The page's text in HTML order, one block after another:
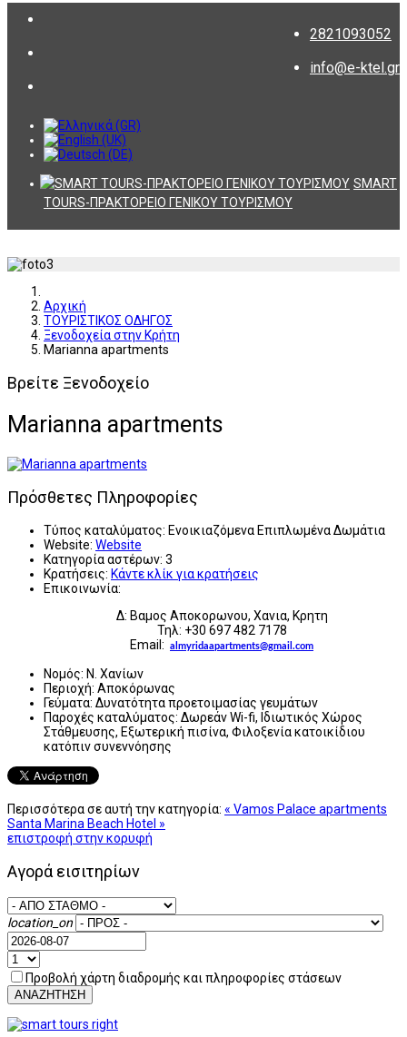
2821093052
info@e-ktel.gr
SMART
TOURS-ΠΡΑΚΤΟΡΕΙΟ ΓΕΝΙΚΟΥ ΤΟΥΡΙΣΜΟΥ
Αρχική
ΤΟΥΡΙΣΤΙΚΟΣ ΟΔΗΓΟΣ
Ξενοδοχεία στην Κρήτη
Marianna apartments
Βρείτε Ξενοδοχείο
Marianna apartments
Πρόσθετες Πληροφορίες
Τύπος καταλύματος: Ενοικιαζόμενα Επιπλωμένα Δωμάτια
Website: Website
Κατηγορία αστέρων: 3
Κρατήσεις: Κάντε κλίκ για κρατήσεις
Επικοινωνία:
Δ: Βαμος Αποκορωνου, Χανια, Κρητη
Τηλ: +30 697 482 7178
Email:
almyridaapartments@gmail.com
Νομός: Ν. Χανίων
Περιοχή: Αποκόρωνας
Γεύματα: Δυνατότητα προετοιμασίας γευμάτων
Παροχές καταλύματος: Δωρεάν Wi-fi, Ιδιωτικός Χώρος
Στάθμευσης, Εξωτερική πισίνα, Φιλοξενία κατοικίδιου
κατόπιν συνεννόησης
Περισσότερα σε αυτή την κατηγορία: « Vamos Palace apartments
Santa Marina Beach Hotel »
επιστροφή στην κορυφή
Αγορά εισιτηρίων
location_on
Προβολή χάρτη διαδρομής και πληροφορίες στάσεων
ΑΝΑΖΗΤΗΣΗ